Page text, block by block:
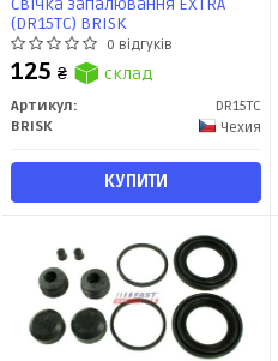
(DR15TC) BRISK
0 відгуків
125 ₴ склад
Артикул:
DR15TC
BRISK
Чехия
КУПИТИ